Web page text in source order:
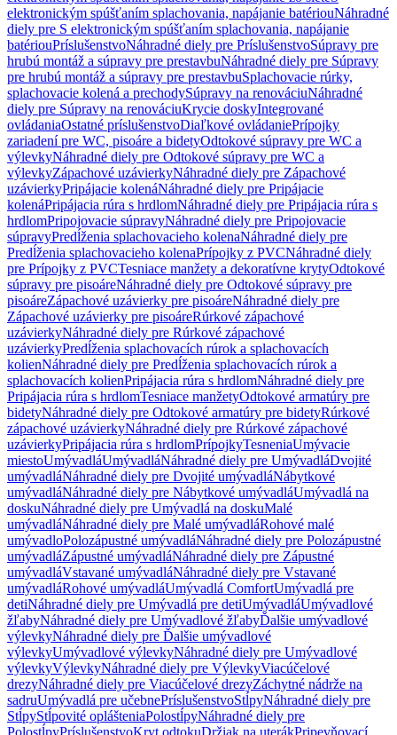
elektronickým spúšťaním splachovania, napájanie batériouNáhradné
diely pre S elektronickým spúšťaním splachovania, napájanie
batériouPríslušenstvoNáhradné diely pre PríslušenstvoSúpravy pre
hrubú montáž a súpravy pre prestavbuNáhradné diely pre Súpravy
pre hrubú montáž a súpravy pre prestavbuSplachovacie rúrky,
splachovacie kolená a prechodySúpravy na renováciuNáhradné
diely pre Súpravy na renováciuKrycie doskyIntegrované
ovládaniaOstatné príslušenstvoDiaľkové ovládaniePrípojky
zariadení pre WC, pisoáre a bidetyOdtokové súpravy pre WC a
výlevkyNáhradné diely pre Odtokové súpravy pre WC a
výlevkyZápachové uzávierkyNáhradné diely pre Zápachové
uzávierkyPripájacie kolenáNáhradné diely pre Pripájacie
kolenáPripájacia rúra s hrdlomNáhradné diely pre Pripájacia rúra s
hrdlomPripojovacie súpravyNáhradné diely pre Pripojovacie
súpravyPredĺženia splachovacieho kolenaNáhradné diely pre
Predĺženia splachovacieho kolenaPrípojky z PVCNáhradné diely
pre Prípojky z PVCTesniace manžety a dekoratívne krytyOdtokové
súpravy pre pisoáreNáhradné diely pre Odtokové súpravy pre
pisoáreZápachové uzávierky pre pisoáreNáhradné diely pre
Zápachové uzávierky pre pisoáreRúrkové zápachové
uzávierkyNáhradné diely pre Rúrkové zápachové
uzávierkyPredĺženia splachovacích rúrok a splachovacích
kolienNáhradné diely pre Predĺženia splachovacích rúrok a
splachovacích kolienPripájacia rúra s hrdlomNáhradné diely pre
Pripájacia rúra s hrdlomTesniace manžetyOdtokové armatúry pre
bidetyNáhradné diely pre Odtokové armatúry pre bidetyRúrkové
zápachové uzávierkyNáhradné diely pre Rúrkové zápachové
uzávierkyPripájacia rúra s hrdlomPrípojkyTesneniaUmývacie
miestoUmývadláUmývadláNáhradné diely pre UmývadláDvojité
umývadláNáhradné diely pre Dvojité umývadláNábytkové
umývadláNáhradné diely pre Nábytkové umývadláUmývadlá na
doskuNáhradné diely pre Umývadlá na doskuMalé
umývadláNáhradné diely pre Malé umývadláRohové malé
umývadloPolozápustné umývadláNáhradné diely pre Polozápustné
umývadláZápustné umývadláNáhradné diely pre Zápustné
umývadláVstavané umývadláNáhradné diely pre Vstavané
umývadláRohové umývadláUmývadlá ComfortUmývadlá pre
detiNáhradné diely pre Umývadlá pre detiUmývadláUmývadlové
žľabyNáhradné diely pre Umývadlové žľabyĎalšie umývadlové
výlevkyNáhradné diely pre Ďalšie umývadlové
výlevkyUmývadlové výlevkyNáhradné diely pre Umývadlové
výlevkyVýlevkyNáhradné diely pre VýlevkyViacúčelové
drezyNáhradné diely pre Viacúčelové drezyZáchytné nádrže na
sadruUmývadlá pre učebnePríslušenstvoStĺpyNáhradné diely pre
StĺpyStĺpovité oplášteniaPolostĺpyNáhradné diely pre
PolostĺpyPríslušenstvoKryt odtokuDržiak na uterákPripevňovací